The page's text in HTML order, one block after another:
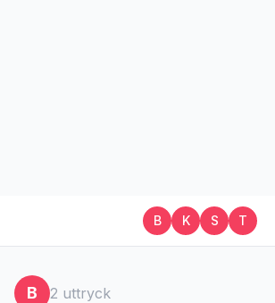
B K S T
B 2 uttryck